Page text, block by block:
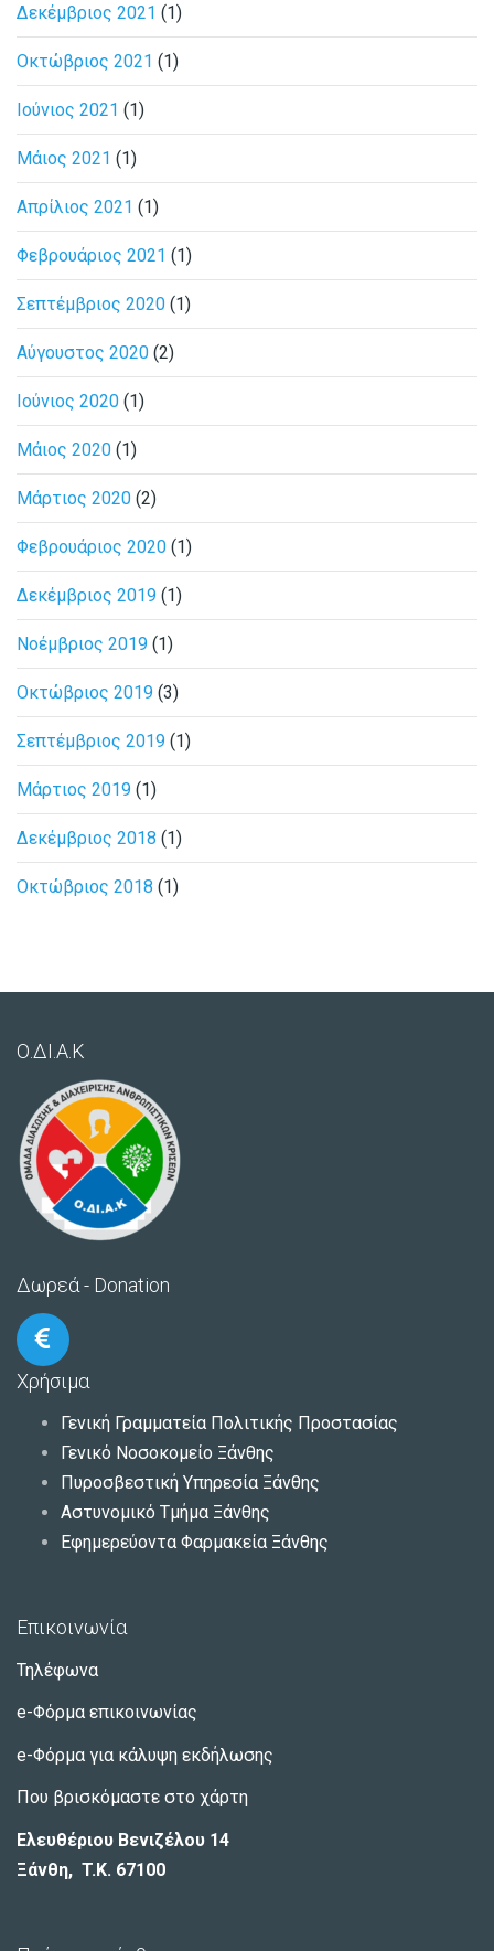
Δεκέμβριος 2021 (1)
Οκτώβριος 2021 (1)
Ιούνιος 2021 (1)
Μάιος 2021 (1)
Απρίλιος 2021 (1)
Φεβρουάριος 2021 (1)
Σεπτέμβριος 2020 (1)
Αύγουστος 2020 (2)
Ιούνιος 2020 (1)
Μάιος 2020 (1)
Μάρτιος 2020 (2)
Φεβρουάριος 2020 (1)
Δεκέμβριος 2019 (1)
Νοέμβριος 2019 (1)
Οκτώβριος 2019 (3)
Σεπτέμβριος 2019 (1)
Μάρτιος 2019 (1)
Δεκέμβριος 2018 (1)
Οκτώβριος 2018 (1)
Ο.ΔΙ.Α.Κ
Δωρεά - Donation
Χρήσιμα
Γενική Γραμματεία Πολιτικής Προστασίας
Γενικό Νοσοκομείο Ξάνθης
Πυροσβεστική Υπηρεσία Ξάνθης
Αστυνομικό Τμήμα Ξάνθης
Εφημερεύοντα Φαρμακεία Ξάνθης
Επικοινωνία
Τηλέφωνα
e-Φόρμα επικοινωνίας
e-Φόρμα για κάλυψη εκδήλωσης
Που βρισκόμαστε στο χάρτη
Ελευθέριου Βενιζέλου 14
Ξάνθη, T.K. 67100